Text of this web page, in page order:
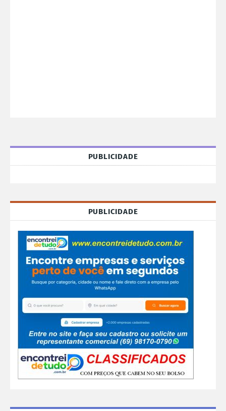
PUBLICIDADE
PUBLICIDADE